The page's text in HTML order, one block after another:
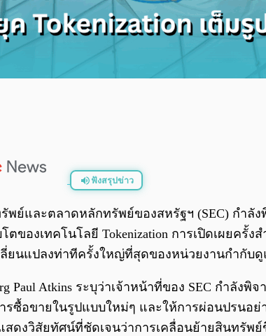
ฟังสรุปข่าว
ย์และตลาดหลักทรัพย์ของสหรัฐฯ (SEC) กำลัง
โตของเทคโนโลยี Tokenization การเปิดเผยค
ยนแปลงท่าทีครั้งใหญ่ที่สุดของหน่วยงานกำกับ
Paul Atkins ระบุว่าเจ้าหน้าที่ของ SEC กำลัง
ซื้อขายในรูปแบบใหม่ๆ และให้การผ่อนปรนอย่
ด้แสดงวิสัยทัศน์ที่ชัดเจนว่าการเคลื่อนย้ายสินทรั